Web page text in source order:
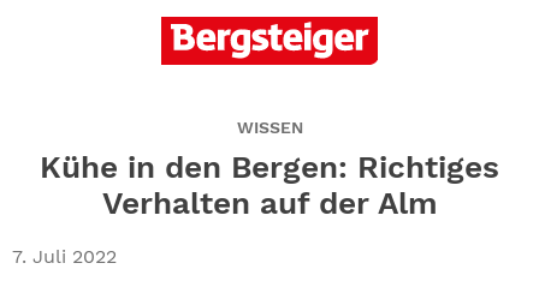
WISSEN
Kühe in den Bergen: Richtiges
Verhalten auf der Alm
7. Juli 2022
NEWSLETTER
ALLE THEMEN